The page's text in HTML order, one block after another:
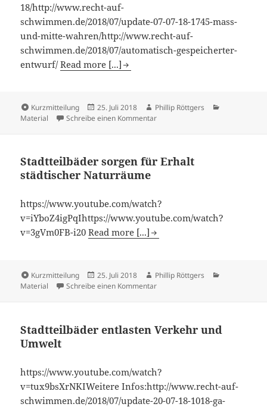
18/http://www.recht-auf-
schwimmen.de/2018/07/update-07-07-18-1745-mass-
und-mitte-wahren/http://www.recht-auf-
schwimmen.de/2018/07/automatisch-gespeicherter-
entwurf/Read more [...]
Kurzmitteilung 25. Juli 2018
Phillip Röttgers
Material
Schreibe einen Kommentar
Stadtteilbäder sorgen für Erhalt
städtischer Naturräume
https://www.youtube.com/watch?
v=iYboZ4igPqIhttps://www.youtube.com/watch?
v=3gVm0FB-i20Read more [...]
Kurzmitteilung 25. Juli 2018
Phillip Röttgers
Material
Schreibe einen Kommentar
Stadtteilbäder entlasten Verkehr und
Umwelt
https://www.youtube.com/watch?
v=tux9bsXrNKIWeitere Infos:http://www.recht-auf-
schwimmen.de/2018/07/update-20-07-18-1018-ga-